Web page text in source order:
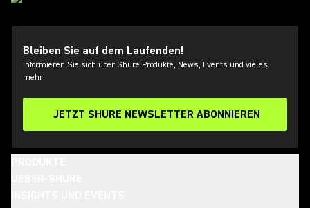
Bleiben Sie auf dem Laufenden!
Informieren Sie sich über Shure Produkte, News, Events und vieles
mehr!
JETZT SHURE NEWSLETTER ABONNIEREN